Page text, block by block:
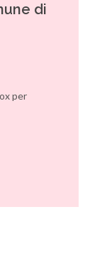
di
per